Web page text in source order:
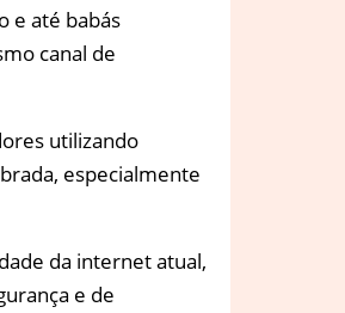
e até babás
canal de
utilizando
especialmente
da internet atual,
e de